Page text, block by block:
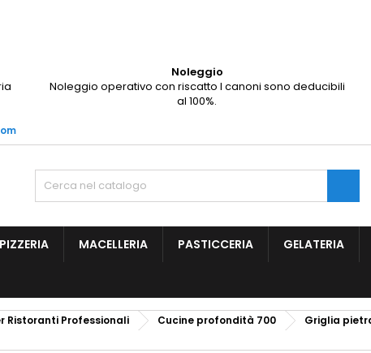
Noleggio
Noleggio operativo con riscatto I canoni sono deducibili
al 100%.
PIZZERIA MACELLERIA PASTICCERIA GELATERIA
Ristoranti Professionali Cucine profondità 700
Griglia